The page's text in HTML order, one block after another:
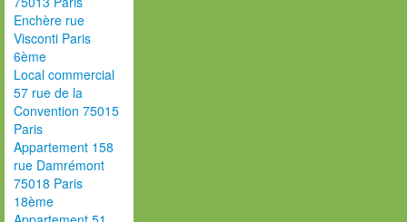
Enchère rue
Visconti Paris
6ème
Local commercial
57 rue de la
Convention 75015
Paris
Appartement 158
rue Damrémont
75018 Paris
18ème